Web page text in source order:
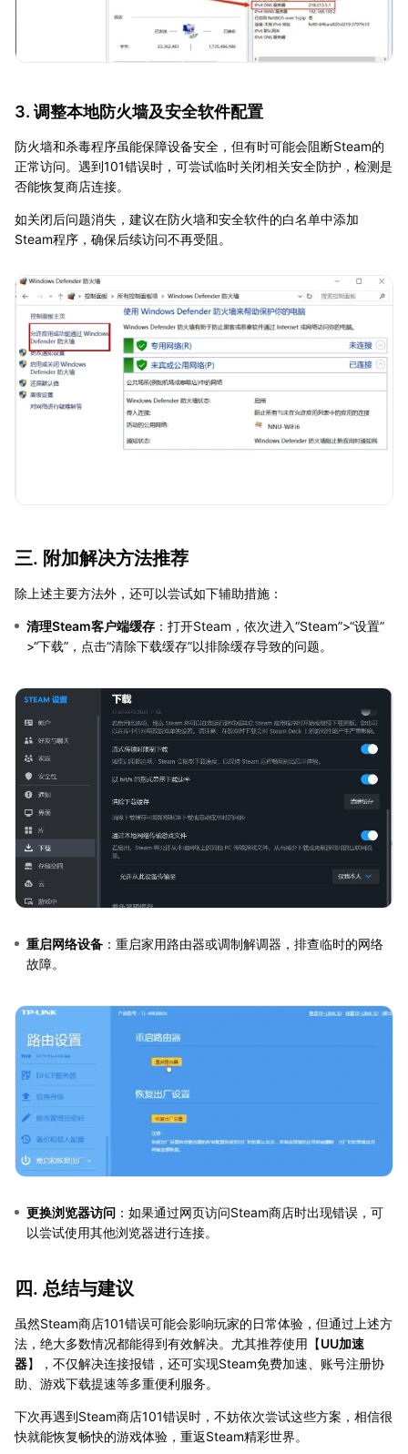
3. 调整本地防火墙及安全软件配置
防火墙和杀毒程序虽能保障设备安全，但有时可能会阻断Steam的
正常访问。遇到101错误时，可尝试临时关闭相关安全防护，检测是
否能恢复商店连接。
如关闭后问题消失，建议在防火墙和安全软件的白名单中添加
Steam程序，确保后续访问不再受阻。
三. 附加解决方法推荐
除上述主要方法外，还可以尝试如下辅助措施：
清理Steam客户端缓存 ：打开Steam，依次进入“Steam”>“设置”
>“下载”，点击“清除下载缓存”以排除缓存导致的问题。
重启网络设备 ：重启家用路由器或调制解调器，排查临时的网络
故障。
更换浏览器访问 ：如果通过网页访问Steam商店时出现错误，可
以尝试使用其他浏览器进行连接。
四. 总结与建议
虽然Steam商店101错误可能会影响玩家的日常体验，但通过上述方
法，绝大多数情况都能得到有效解决。尤其推荐使用【UU加速
器】，不仅解决连接报错，还可实现Steam免费加速、账号注册协
助、游戏下载提速等多重便利服务。
下次再遇到Steam商店101错误时，不妨依次尝试这些方案，相信很
快就能恢复畅快的游戏体验，重返Steam精彩世界。